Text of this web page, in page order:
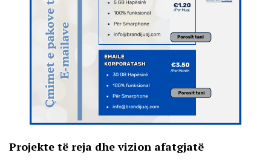
Projekte të reja dhe vizion afatgjatë